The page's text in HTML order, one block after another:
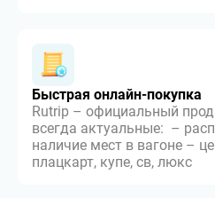
Быстрая онлайн-покупка
Rutrip – официальный
всегда актуальные: –
наличие мест в вагоне –
плацкарт, купе, св, люкс